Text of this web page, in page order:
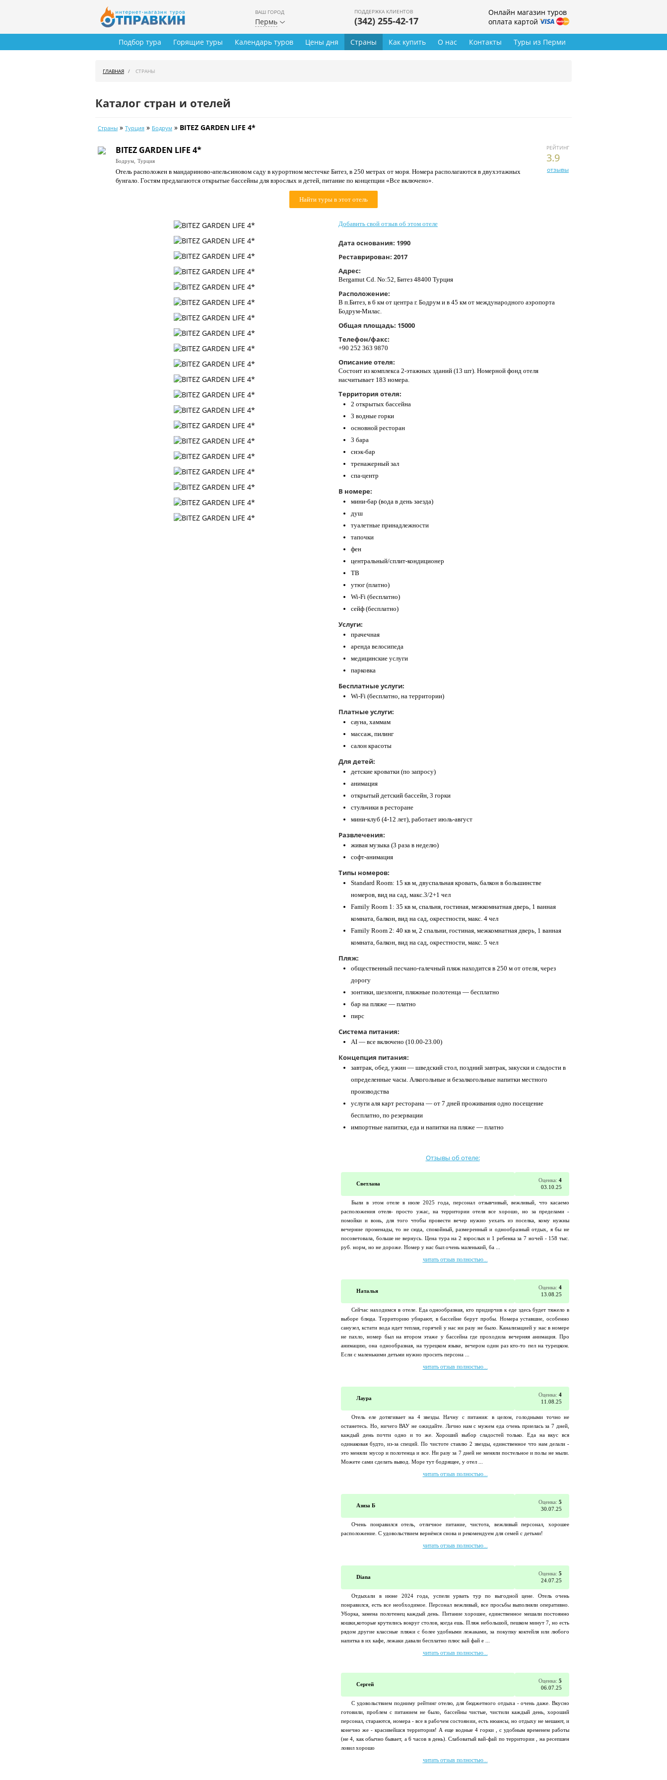
ВАШ ГОРОД
Пермь
ПОДДЕРЖКА КЛИЕНТОВ
(342) 255-42-17
Онлайн магазин туров
оплата картой
Туры из Перми
Подбор тура Горящие туры Календарь туров Цены дня Страны Как купить О нас Контакты
ГЛАВНАЯ СТРАНЫ
Каталог стран и отелей
Страны » Турция » Бодрум » BITEZ GARDEN LIFE 4*
РЕЙТИНГ
3.9
отзывы
BITEZ GARDEN LIFE 4*
Бодрум, Турция
Отель расположен в мандариново-апельсиновом саду в курортном местечке Битез, в 250 метрах от моря. Номера располагаются в двухэтажных
бунгало. Гостям предлагаются открытые бассейны для взрослых и детей, питание по концепции «Все включено».
Найти туры в этот отель
Добавить свой отзыв об этом отеле
Дата основания: 1990
Реставрирован: 2017
Адрес:
Bergamut Cd. No:52, Битез 48400 Турция
Расположение:
В п.Битез, в 6 км от центра г. Бодрум и в 45 км от международного аэропорта
Бодрум-Милас.
Общая площадь: 15000
Телефон/факс:
+90 252 363 9870
Описание отеля:
Состоит из комплекса 2-этажных зданий (13 шт). Номерной фонд отеля
насчитывает 183 номера.
Территория отеля:
2 открытых бассейна
3 водные горки
основной ресторан
3 бара
снэк-бар
тренажерный зал
спа-центр
В номере:
мини-бар (вода в день заезда)
душ
туалетные принадлежности
тапочки
фен
центральный/сплит-кондиционер
ТВ
утюг (платно)
Wi-Fi (бесплатно)
сейф (бесплатно)
Услуги:
прачечная
аренда велосипеда
медицинские услуги
парковка
Бесплатные услуги:
Wi-Fi (бесплатно, на территории)
Платные услуги:
сауна, хаммам
массаж, пилинг
салон красоты
Для детей:
детские кроватки (по запросу)
анимация
открытый детский бассейн, 3 горки
стульчики в ресторане
мини-клуб (4-12 лет), работает июль-август
Развлечения:
живая музыка (3 раза в неделю)
софт-анимация
Типы номеров:
Standard Room: 15 кв м, двуспальная кровать, балкон в большинстве
номеров, вид на сад, макс.3/2+1 чел
Family Room 1: 35 кв м, спальня, гостиная, межкомнатная дверь, 1 ванная
комната, балкон, вид на сад, окрестности, макс. 4 чел
Family Room 2: 40 кв м, 2 спальни, гостиная, межкомнатная дверь, 1 ванная
комната, балкон, вид на сад, окрестности, макс. 5 чел
Пляж:
общественный песчано-галечный пляж находится в 250 м от отеля, через
дорогу
зонтики, шезлонги, пляжные полотенца — бесплатно
бар на пляже — платно
пирс
Система питания:
AI — все включено (10.00-23.00)
Концепция питания:
завтрак, обед, ужин — шведский стол, поздний завтрак, закуски и сладости в
определенные часы. Алкогольные и безалкогольные напитки местного
производства
услуги аля карт ресторана — от 7 дней проживания одно посещение
бесплатно, по резервации
импортные напитки, еда и напитки на пляже — платно
Отзывы об отеле:
Светлана
Оценка: 4
03.10.25
Были в этом отеле в июле 2025 года, персонал отзывчивый, вежливый, что касаемо
расположения отеля- просто ужас, на территории отеля все хорошо, но за пределами -
помойки и вонь, для того чтобы провести вечер нужно уехать из поселка, кому нужны
вечерние променады, то не сюда, спокойный, размеренный и однообразный отдых, я бы не
посоветовала, больше не вернусь. Цена тура на 2 взрослых и 1 ребенка за 7 ночей - 158 тыс.
руб. норм, но не дороже. Номер у нас был очень маленький, ба ...
читать отзыв полностью...
Наталья
Оценка: 4
13.08.25
Сейчас находимся в отеле. Еда однообразная, кто придирчив к еде здесь будет тяжело в
выборе блюда. Территорию убирают, в бассейне берут пробы. Номера уставшие, особенно
санузел, кстати вода идет теплая, горячей у нас ни разу не было. Канализацией у нас в номере
не пахло, номер был на втором этаже у бассейна где проходила вечерняя анимация. Про
анимацию, она однообразная, на турецком языке, вечером один раз кто-то пел на турецком.
Если с маленькими детьми нужно просить персона ...
читать отзыв полностью...
Лаура
Оценка: 4
11.08.25
Отель еле дотягивает на 4 звезды. Начну с питания: в целом, голодными точно не
останетесь. Но, ничего ВАУ не ожидайте. Лично нам с мужем еда очень приелась за 7 дней,
каждый день почти одно и то же. Хороший выбор сладостей только. Еда на вкус вся
одинаковая будто, из-за специй. По чистоте ставлю 2 звезды, единственное что нам делали -
это меняли мусор и полотенца и все. Ни разу за 7 дней не меняли постельное и полы не мыли.
Можете сами сделать вывод. Море тут бодрящее, у отел ...
читать отзыв полностью...
Азиза Б
Оценка: 5
30.07.25
Очень понравился отель, отличное питание, чистота, вежливый персонал, хорошее
расположение. С удовольствием вернёмся снова и рекомендуем для семей с детьми!
читать отзыв полностью...
Diana
Оценка: 5
24.07.25
Отдыхали в июне 2024 года, успели урвать тур по выгодной цене. Отель очень
понравился, есть все необходимое. Персонал вежливый, все просьбы выполняли оперативно.
Уборка, замена полотенец каждый день. Питание хорошее, единственное мешали постоянно
кошки,которые крутились вокруг столов, когда ешь. Пляж небольшой, пешком минут 7, но есть
рядом другие классные пляжи с более удобными лежаками, за покупку коктейля или любого
напитка в их кафе, лежаки давали бесплатно плюс вай фай е ...
читать отзыв полностью...
Сергей
Оценка: 5
06.07.25
С удовольствием подниму рейтинг отелю, для бюджетного отдыха - очень даже. Вкусно
готовили, проблем с питанием не было, бассейны чистые, чистили каждый день, хороший
персонал, стараются, номера - все в рабочем состоянии, есть нюансы, но отдыху не мешают, и
конечно же - красивейшся территория! А еще водные 4 горки , с удобным временем работы
(не 4, как обычно бывает, а 6 часов в день). Слабоватый вай-фай по территории , на ресепшен
ловил хорошо
читать отзыв полностью...